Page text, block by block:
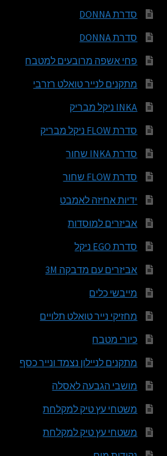
סדרת DONNA
סדרת DONNA
פחי אשפה מרובעים למטבח
מתקנים לנייר טואלט רזרבי
INKA ניקל מבריק
סדרת FLOW ניקל מבריק
סדרת INKA שחור
סדרת FLOW שחור
ידיות אחיזה לאמבט
אביזרים למוסדות
סדרת EGO ניקל
אביזרים עם מדבקה 3M
מייבשי כלים
מחזיקי נייר טואלט תלויים
כיורי מטבח
מתקנים לניילון נצמד ונייר כסף
מושבי הגבעה לאסלה
משטחי עץ טיק למקלחת
משטחי עץ טיק למקלחת